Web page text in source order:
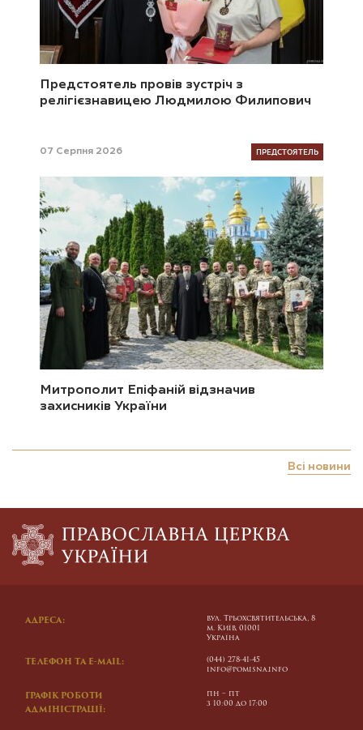
Предстоятель провів зустріч з
релігієзнавицею Людмилою Филипович
07 Серпня 2026 ПРЕДСТОЯТЕЛЬ
Митрополит Епіфаній відзначив
захисників України
Всі новини
АДРЕСА:
вул. Трьохсвятительська, 8
м. Київ, 01001
Україна
ТЕЛЕФОН ТА E-MAIL:
(044) 278-41-45
info@pomisna.info
ГРАФІК РОБОТИ
АДМІНІСТРАЦІЇ:
пн – пт
з 10:00 до 17:00